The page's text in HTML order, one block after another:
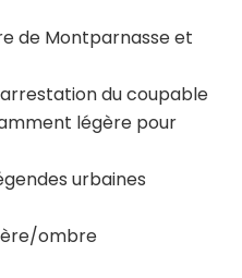
de Montparnasse et
du coupable
légère pour
urbaines
ombre